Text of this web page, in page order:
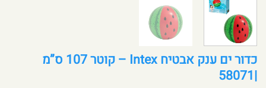
כדור ים ענק אבטיח Intex – קוטר 107 ס”מ
|58071